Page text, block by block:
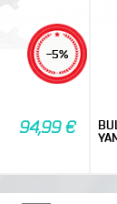
-5%
94,99 €